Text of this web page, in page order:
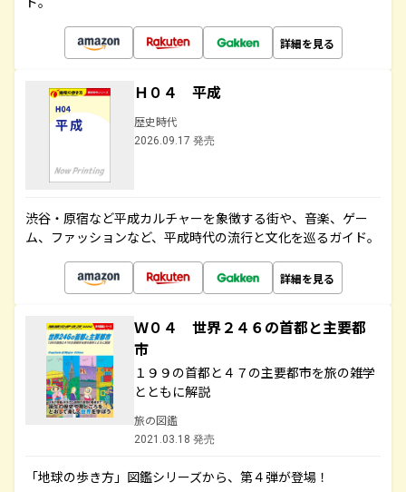
詳細を見る
Ｈ０４ 平成
歴史時代
2026.09.17 発売
渋谷・原宿など平成カルチャーを象徴する街や、音楽、ゲー
ム、ファッションなど、平成時代の流行と文化を巡るガイド。
詳細を見る
Ｗ０４ 世界２４６の首都と主要都
市
１９９の首都と４７の主要都市を旅の雑学
とともに解説
旅の図鑑
2021.03.18 発売
「地球の歩き方」図鑑シリーズから、第４弾が登場！